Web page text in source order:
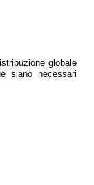
globale
siano necessari